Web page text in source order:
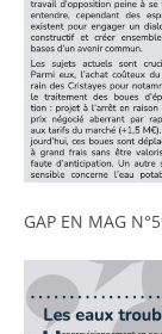
GAP EN MAG